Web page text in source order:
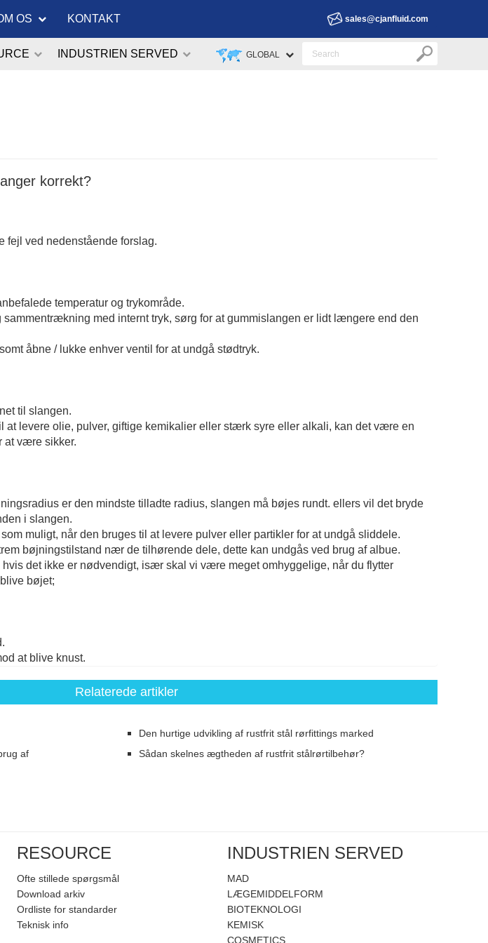
OS KONTAKT sales@cjanfluid.com
GLOBAL
INDUSTRIEN SERVED
korrekt?
fejl ved nedenstående forslag.
temperatur og trykområde.
med internt tryk, sørg for at gummislangen er lidt længere end den
åbne / lukke enhver ventil for at undgå stødtryk.
til slangen.
at levere olie, pulver, giftige kemikalier eller stærk syre eller alkali, kan det være en
at være sikker.
er den mindste tilladte radius, slangen må bøjes rundt. ellers vil det bryde
i slangen.
muligt, når den bruges til at levere pulver eller partikler for at undgå sliddele.
bøjningstilstand nær de tilhørende dele, dette kan undgås ved brug af albue.
det ikke er nødvendigt, især skal vi være meget omhyggelige, når du flytter
bøjet;
at blive knust.
Relaterede artikler
Den hurtige udvikling af rustfrit stål rørfittings marked
af
Sådan skelnes ægtheden af ​​rustfrit stålrørtilbehør?
RESOURCE
Ofte stillede spørgsmål
Download arkiv
Ordliste for standarder
Teknisk info
INDUSTRIEN SERVED
MAD
LÆGEMIDDELFORM
BIOTEKNOLOGI
KEMISK
COSMETICS